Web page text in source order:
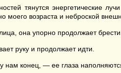
тянутся энергетические
моего возраста и неброской
она упорно продолжает брести
руку и продолжает идти.
конец, — ее глаза